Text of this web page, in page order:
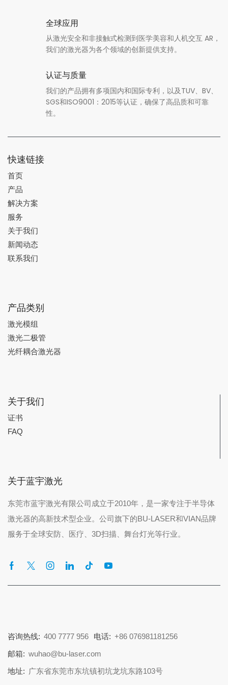
全球应用
从激光安全和非接触式检测到医学美容和人机交互 AR，
我们的激光器为各个领域的创新提供支持。
认证与质量
我们的产品拥有多项国内和国际专利，以及TUV、BV、
SGS和ISO9001：2015等认证，确保了高品质和可靠
性。
快速链接
首页
产品
解决方案
服务
关于我们
新闻动态
联系我们
产品类别
激光模组
激光二极管
光纤耦合激光器
关于我们
证书
FAQ
关于蓝宇激光
东莞市蓝宇激光有限公司成立于2010年，是一家专注于半导体
激光器的高新技术型企业。公司旗下的BU-LASER和VIAN品牌
服务于全球安防、医疗、3D扫描、舞台灯光等行业。
咨询热线: 400 7777 956 电话: +86 076981181256
邮箱: wuhao@bu-laser.com
地址: 广东省东莞市东坑镇初坑龙坑东路103号